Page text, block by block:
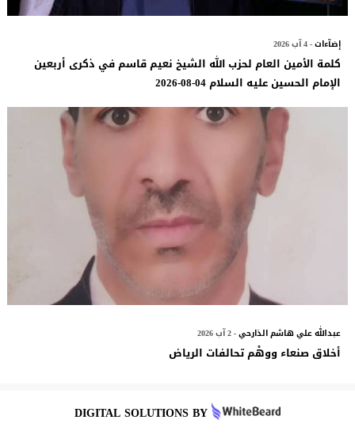
إضآءات- 4 آب 2026
كلمة الأمين العام لحزب الله الشيخ نعيم قاسم في ذكرى أربعين
الإمام الحسين عليه السلام 04-08-2026
عبدالله علي هاشم الذارحي- 2 آب 2026
أخلاق صنعاء ووهْم تحالفات الرياض
DIGITAL SOLUTIONS BY